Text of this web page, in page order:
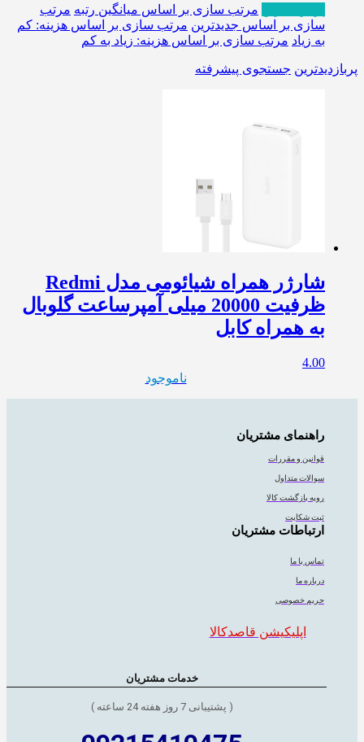
مرتب سازی بر اساس میانگین رتبه مرتب
سازی بر اساس جدیدترین مرتب سازی بر اساس هزینه: کم
به زیاد مرتب سازی بر اساس هزینه: زیاد به کم
پربازدیدترین جستجوی پیشرفته
شارژر همراه شیائومی مدل Redmi
ظرفیت 20000 میلی آمپرساعت گلوبال
به همراه کابل
4.00
ناموجود
راهنمای مشتریان
قوانین و مقررات
سوالات متداول
رویه بازگشت کالا
ثبت شکایت
ارتباطات مشتریان
تماس با ما
درباره ما
حریم خصوصی
اپلیکیشن قاصدکالا
خدمات مشتریان
( پشتیبانی 7 روز هفته 24 ساعته )